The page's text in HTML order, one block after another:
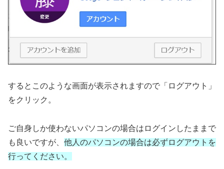
するとこのような画面が表示されますので「ログアウト」
をクリック。
ご自身しか使わないパソコンの場合はログインしたままで
も良いですが、 他人のパソコンの場合は必ずログアウトを
行ってください。